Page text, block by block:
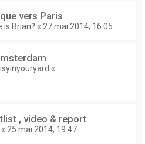
vers Paris
is Brian? « 27 mai 2014, 16:05
«
, video & report
« 25 mai 2014, 19:47